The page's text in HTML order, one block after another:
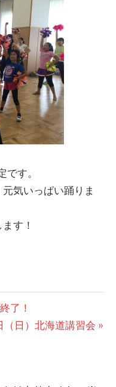
す。
気いっぱい踊りま
す！
了！
（日）北海道講習会